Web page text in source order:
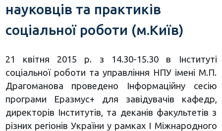
науковців та практиків
соціальної роботи (м.Київ)
21 квітня 2015 р. з 14.30-15.30 в Інституті
соціальної роботи та управління НПУ імені М.П.
Драгоманова проведено Інформаційну сесію
програми Еразмус+ для завідувачів кафедр,
директорів Інститутів, та деканів факультетів з
різних регіонів України у рамках І Міжнародного